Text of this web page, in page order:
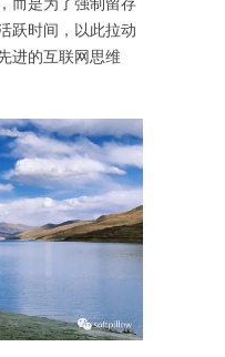
跃时间，以此拉动
进的互联网思维